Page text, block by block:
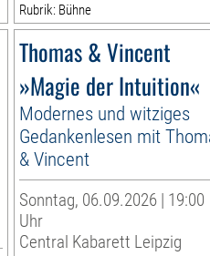
Rubrik: Bühne
Thomas & Vincent
»Magie der Intuition«
Modernes und witziges
Gedankenlesen mit
& Vincent
Sonntag, 06.09.2026 | 19:00
Uhr
Central Kabarett Leipzig